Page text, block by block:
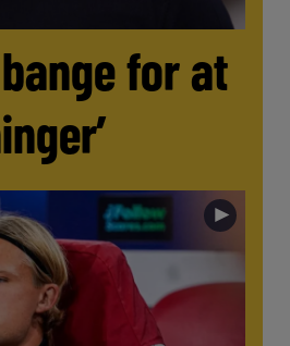
for at
►